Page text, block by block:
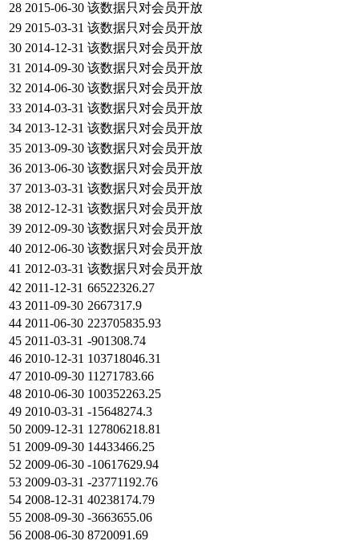
28 2015-06-30 该数据只对会员开放
29 2015-03-31 该数据只对会员开放
30 2014-12-31 该数据只对会员开放
31 2014-09-30 该数据只对会员开放
32 2014-06-30 该数据只对会员开放
33 2014-03-31 该数据只对会员开放
34 2013-12-31 该数据只对会员开放
35 2013-09-30 该数据只对会员开放
36 2013-06-30 该数据只对会员开放
37 2013-03-31 该数据只对会员开放
38 2012-12-31 该数据只对会员开放
39 2012-09-30 该数据只对会员开放
40 2012-06-30 该数据只对会员开放
41 2012-03-31 该数据只对会员开放
42 2011-12-31 66522326.27
43 2011-09-30 2667317.9
44 2011-06-30 223705835.93
45 2011-03-31 -901308.74
46 2010-12-31 103718046.31
47 2010-09-30 11271783.66
48 2010-06-30 100352263.25
49 2010-03-31 -15648274.3
50 2009-12-31 127806218.81
51 2009-09-30 14433466.25
52 2009-06-30 -10617629.94
53 2009-03-31 -23771192.76
54 2008-12-31 40238174.79
55 2008-09-30 -3663655.06
56 2008-06-30 8720091.69